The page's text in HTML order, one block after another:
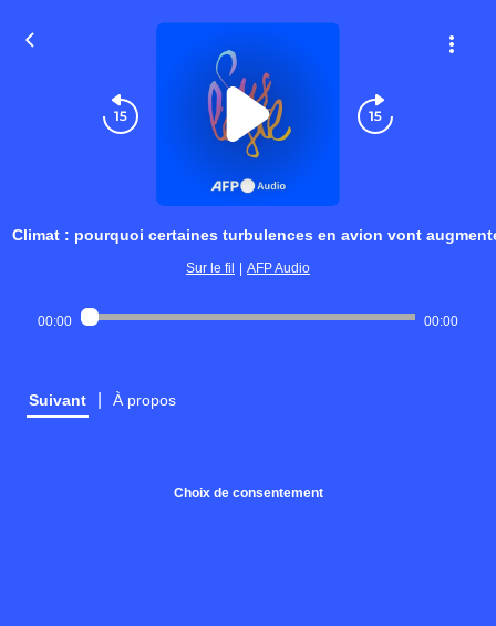
Climat : pourquoi certaines turbulences en avion vont
Sur le fil AFP Audio
00:00 00:00
Suivant À propos
Choix de consentement